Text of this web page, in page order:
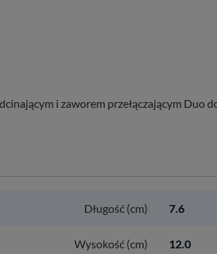
i zaworem przełączającym Duo
Długość (cm) 7.6
Wysokość (cm) 12.0